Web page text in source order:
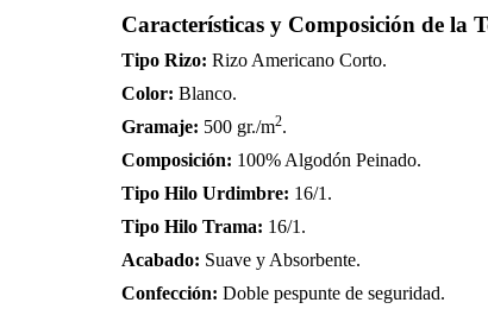
Características y Composición de la
Tipo Rizo: Rizo Americano Corto.
Color: Blanco.
Gramaje: 500 gr./m2.
Composición: 100% Algodón Peinado.
Tipo Hilo Urdimbre: 16/1.
Tipo Hilo Trama: 16/1.
Acabado: Suave y Absorbente.
Confección: Doble pespunte de seguridad.